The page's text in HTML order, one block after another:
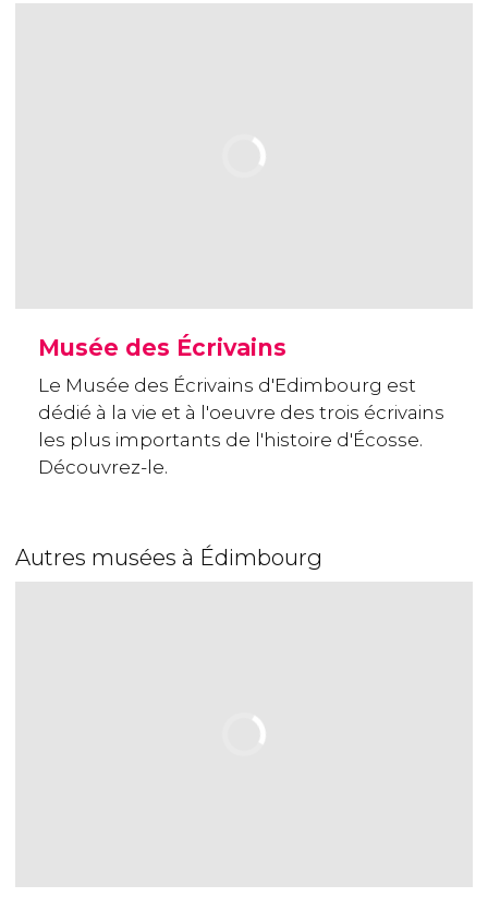
Musée des Écrivains
Le Musée des Écrivains d'Edimbourg est
dédié à la vie et à l'oeuvre des trois écrivains
les plus importants de l'histoire d'Écosse.
Découvrez-le.
Autres musées à Édimbourg